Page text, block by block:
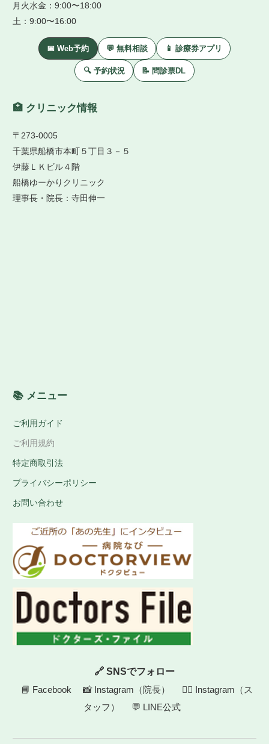
月火水金：9:00〜18:00
土：9:00〜16:00
📅 Web予約 💬 無料相談 📱 診療券アプリ
🔍 予約状況 📝 問診票DL
🏥 クリニック情報
〒273-0005
千葉県船橋市本町５丁目３－５
伊藤ＬＫビル４階
船橋ゆーかりクリニック
理事長・院長：寺田伸一
📚 メニュー
ご利用ガイド
ご利用規約
特定商取引法
プライバシーポリシー
お問い合わせ
🔗 SNSでフォロー
📘 Facebook 📸 Instagram（院長）
👩‍⚕️ Instagram（ス
タッフ）
💬 LINE公式